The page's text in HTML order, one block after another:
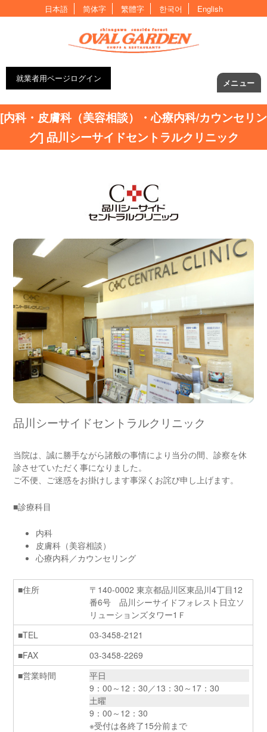
日本語 简体字 繁體字 한국어 English
就業者用ページログイン メニュー
[内科・皮膚科（美容相談）・心療内科/カウンセリン
グ] 品川シーサイドセントラルクリニック
品川シーサイドセントラルクリニック
当院は、誠に勝手ながら諸般の事情により当分の間、診察を休
診させていただく事になりました。
ご不便、ご迷惑をお掛けします事深くお詫び申し上げます。
■診療科目
内科
皮膚科（美容相談）
心療内科／カウンセリング
住所
〒140-0002 東京都品川区東品川4丁目12
番6号 品川シーサイドフォレスト日立ソ
リューションズタワー1Ｆ
TEL
03-3458-2121
FAX
03-3458-2269
営業時間
平日
9：00～12：30／13：30～17：30
土曜
9：00～12：30
※受付は各終了15分前まで